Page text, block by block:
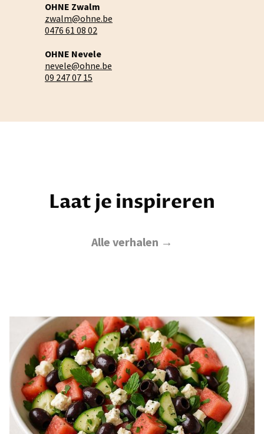
OHNE Zwalm
zwalm@ohne.be
0476 61 08 02
OHNE Nevele
nevele@ohne.be
09 247 07 15
Laat je inspireren
Alle verhalen →